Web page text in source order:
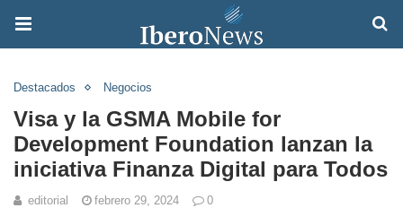
Destacados Negocios
Visa y la GSMA Mobile for
Development Foundation lanzan la
iniciativa Finanza Digital para Todos
editorial febrero 29, 2024 0